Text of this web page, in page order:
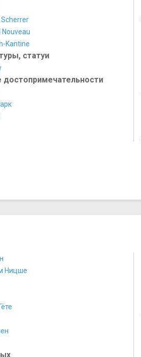
Scherrer
Nouveau
Kantine
статуи
достопримечательности
залы
Ницше